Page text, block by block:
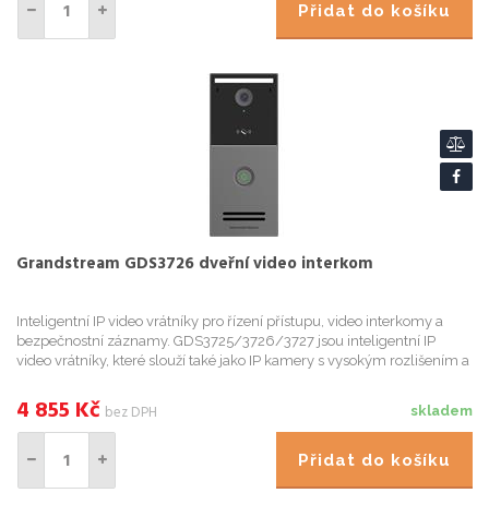
Přidat do košíku
Grandstream GDS3726 dveřní video interkom
Inteligentní IP video vrátníky pro řízení přístupu, video interkomy a
bezpečnostní záznamy. GDS3725/3726/3727 jsou inteligentní IP
video vrátníky, které slouží také jako IP kamery s vysokým rozlišením a
skladem
4 855 Kč bez DPH
Přidat do košíku